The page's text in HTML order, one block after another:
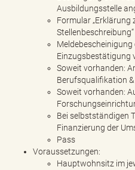
Ausbildungsstelle
Formular
Stellenbeschreibung“
Einzugsbestätigung
Soweit vorhanden:
Berufsqualifikation
Soweit vorhanden:
Bei selbstständigen
Finanzierung der
Pass
Voraussetzungen:
Hauptwohnsitz im